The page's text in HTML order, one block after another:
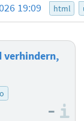
19:09 html
verhindern,
–